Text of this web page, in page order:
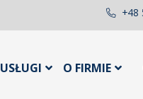
+48
USŁUGI O FIRMIE